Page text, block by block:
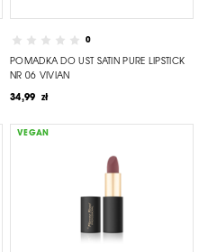
0
POMADKA DO UST SATIN PURE LIPSTICK
NR 06 VIVIAN
34,99 zł
VEGAN